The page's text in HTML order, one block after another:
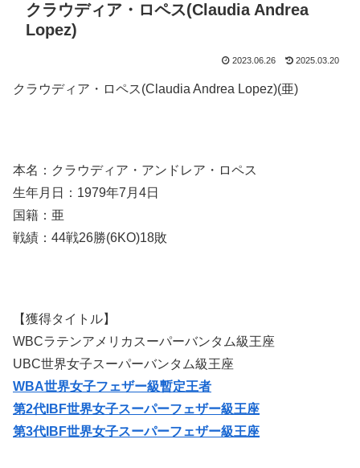
クラウディア・ロペス(Claudia Andrea
Lopez)
2023.06.26 2025.03.20
クラウディア・ロペス(Claudia Andrea Lopez)(亜)
本名：クラウディア・アンドレア・ロペス
生年月日：1979年7月4日
国籍：亜
戦績：44戦26勝(6KO)18敗
【獲得タイトル】
WBCラテンアメリカスーパーバンタム級王座
UBC世界女子スーパーバンタム級王座
WBA世界女子フェザー級暫定王者
第2代IBF世界女子スーパーフェザー級王座
第3代IBF世界女子スーパーフェザー級王座